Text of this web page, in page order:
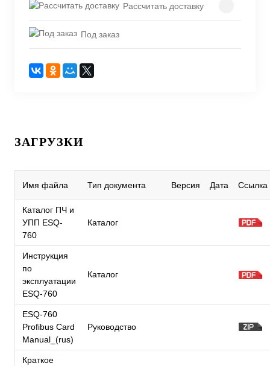
Рассчитать доставку
Под заказ
ЗАГРУЗКИ
Имя файла Тип документа Версия Дата Ссылка
Каталог ПЧ и
УПП ESQ-
760
Каталог
Инструкция
по
эксплуатации
ESQ-760
Каталог
ESQ-760
Profibus Card
Manual_(rus)
Руководство
Краткое